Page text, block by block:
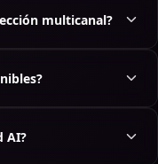
multicanal?
AI?